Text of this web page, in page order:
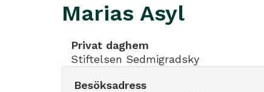
Marias Asyl
Privat daghem
Stiftelsen Sedmigradsky
Besöksadress